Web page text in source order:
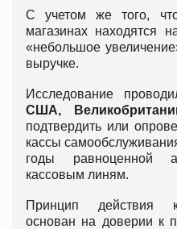
С учетом же того,
магазинах находятся
«небольшое
выручке.
Исследование
США,
подтвердить или
кассы
годы равноценной
кассовым линям.
Принцип действия
основан на доверии к